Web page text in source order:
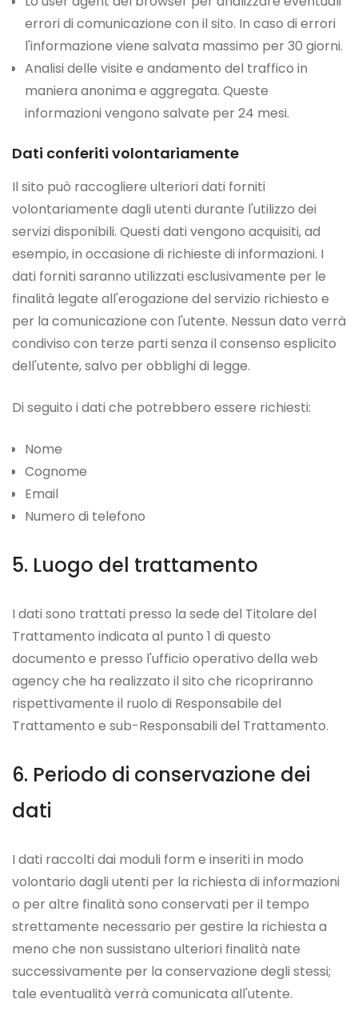
errori di comunicazione con il sito. In caso di errori
l'informazione viene salvata massimo per 30 giorni.
Analisi delle visite e andamento del traffico in
maniera anonima e aggregata. Queste
informazioni vengono salvate per 24 mesi.
Dati conferiti volontariamente
Il sito può raccogliere ulteriori dati forniti
volontariamente dagli utenti durante l'utilizzo dei
servizi disponibili. Questi dati vengono acquisiti, ad
esempio, in occasione di richieste di informazioni. I
dati forniti saranno utilizzati esclusivamente per le
finalità legate all'erogazione del servizio richiesto e
per la comunicazione con l'utente. Nessun dato verrà
condiviso con terze parti senza il consenso esplicito
dell'utente, salvo per obblighi di legge.
Di seguito i dati che potrebbero essere richiesti:
Nome
Cognome
Email
Numero di telefono
Luogo del trattamento
I dati sono trattati presso la sede del Titolare del
Trattamento indicata al punto 1 di questo
documento e presso l'ufficio operativo della web
agency che ha realizzato il sito che ricopriranno
rispettivamente il ruolo di Responsabile del
Trattamento e sub-Responsabili del Trattamento.
Periodo di conservazione dei
dati
I dati raccolti dai moduli form e inseriti in modo
volontario dagli utenti per la richiesta di informazioni
o per altre finalità sono conservati per il tempo
strettamente necessario per gestire la richiesta a
meno che non sussistano ulteriori finalità nate
successivamente per la conservazione degli stessi;
tale eventualità verrà comunicata all'utente.